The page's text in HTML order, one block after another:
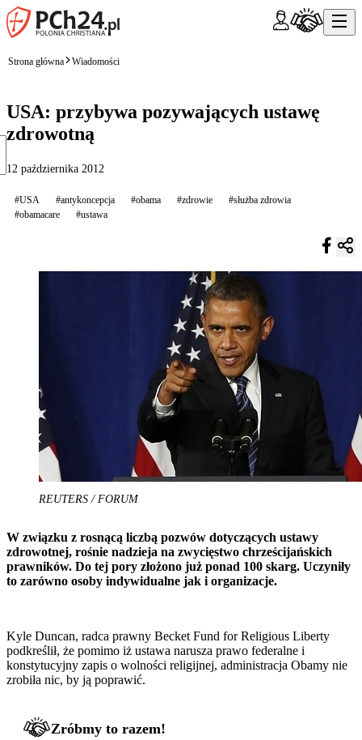
Strona główna Wiadomości
USA: przybywa pozywających ustawę
zdrowotną
12 października 2012
#USA #antykoncepcja #obama #zdrowie
#służba zdrowia
#obamacare
#ustawa
REUTERS / FORUM
W związku z rosnącą liczbą pozwów dotyczących ustawy
zdrowotnej, rośnie nadzieja na zwycięstwo chrześcijańskich
prawników. Do tej pory złożono już ponad 100 skarg. Uczyniły
to zarówno osoby indywidualne jak i organizacje.
Kyle Duncan, radca prawny Becket Fund for Religious Liberty
podkreślił, że pomimo iż ustawa narusza prawo federalne i
konstytucyjny zapis o wolności religijnej, administracja Obamy nie
zrobiła nic, by ją poprawić.
Zróbmy to razem!